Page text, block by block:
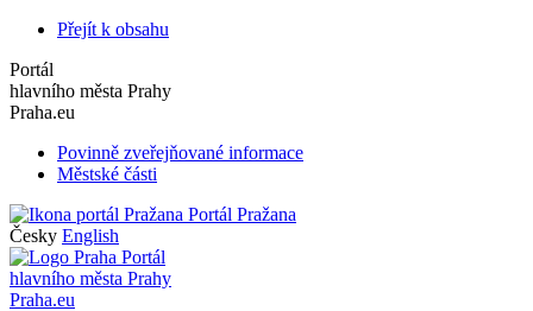
Přejít k obsahu
Portál
hlavního města Prahy
Praha.eu
Povinně zveřejňované informace
Městské části
Portál Pražana
Česky English
Portál
hlavního města Prahy
Praha.eu